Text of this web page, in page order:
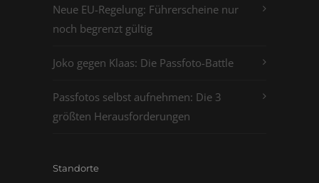
Neue EU-Regelung: Führerscheine nur
noch begrenzt gültig
Joko gegen Klaas: Die Passfoto-Battle
Passfotos selbst aufnehmen: Die 3
größten Herausforderungen
Standorte